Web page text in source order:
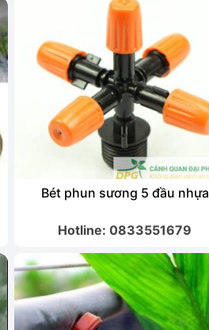
Bét phun sương 5 đầu nhựa
Hotline: 0833551679